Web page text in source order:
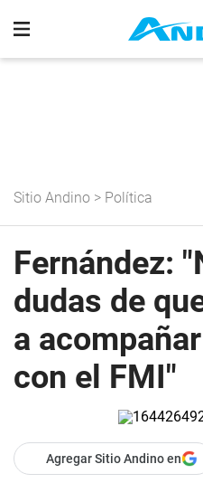
Sitio Andino > Política
Fernández:
dudas de
a
con el FMI"
Agregar Sitio Andino en